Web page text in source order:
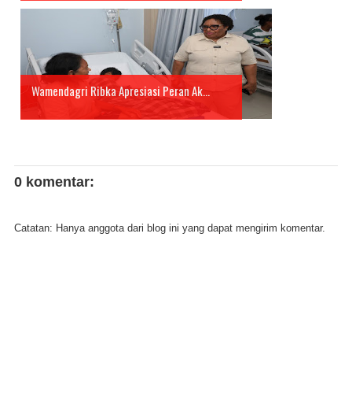
Wamendagri Ribka Apresiasi Peran Ak...
0 komentar:
Catatan: Hanya anggota dari blog ini yang dapat mengirim komentar.